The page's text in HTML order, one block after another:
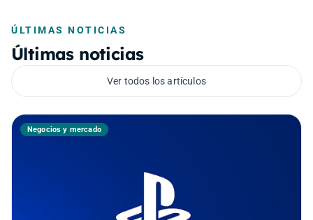
ÚLTIMAS NOTICIAS
Últimas noticias
Ver todos los artículos
Negocios y mercado